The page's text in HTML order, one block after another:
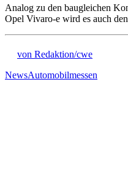
Analog zu den baugleichen
Opel Vivaro-e wird es auch
von Redaktion/cwe
NewsAutomobilmessen